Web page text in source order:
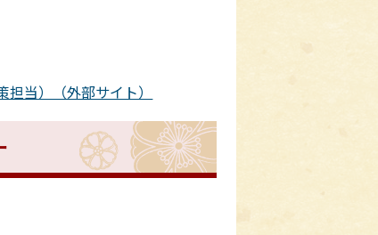
当）（外部サイト）